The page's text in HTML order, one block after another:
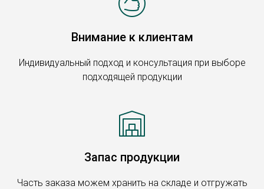
Внимание к клиентам
Индивидуальный подход и консультация при выборе
подходящей продукции
Запас продукции
Часть заказа можем хранить на складе и отгружать